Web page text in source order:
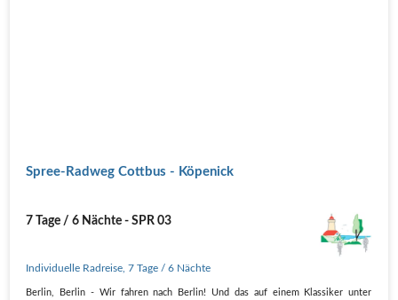
Spree-Radweg Cottbus - Köpenick
7 Tage / 6 Nächte - SPR 03
Individuelle Radreise ,7 Tage / 6 Nächte
Berlin, Berlin - Wir fahren nach Berlin! Und das auf einem Klassiker unter